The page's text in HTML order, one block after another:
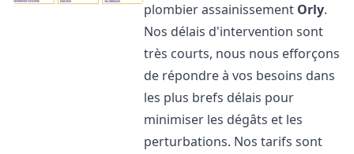
plombier assainissement Orly.
Nos délais d'intervention sont
très courts, nous nous efforçons
de répondre à vos besoins dans
les plus brefs délais pour
minimiser les dégâts et les
perturbations. Nos tarifs sont